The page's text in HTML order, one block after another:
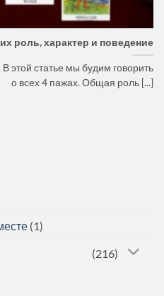
роль, характер и поведение
этой статье мы будим говорить
о всех 4 пажах. Общая роль [...]
(1)
(216)